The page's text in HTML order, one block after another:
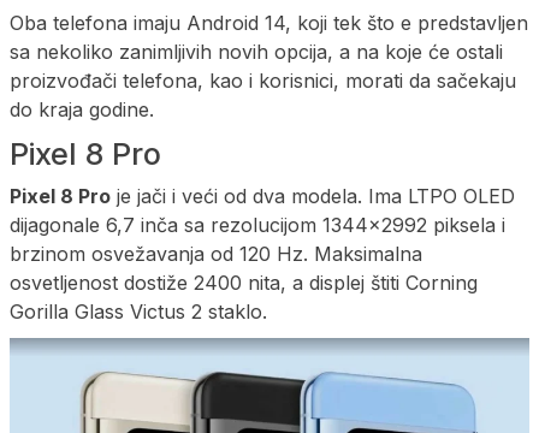
Oba telefona imaju Android 14, koji tek što e predstavljen
sa nekoliko zanimljivih novih opcija, a na koje će ostali
proizvođači telefona, kao i korisnici, morati da sačekaju
do kraja godine.
Pixel 8 Pro
Pixel 8 Pro je jači i veći od dva modela. Ima LTPO OLED
dijagonale 6,7 inča sa rezolucijom 1344×2992 piksela i
brzinom osvežavanja od 120 Hz. Maksimalna
osvetljenost dostiže 2400 nita, a displej štiti Corning
Gorilla Glass Victus 2 staklo.